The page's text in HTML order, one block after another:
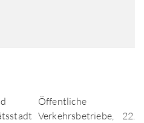
Öffentliche
Verkehrsbetriebe,